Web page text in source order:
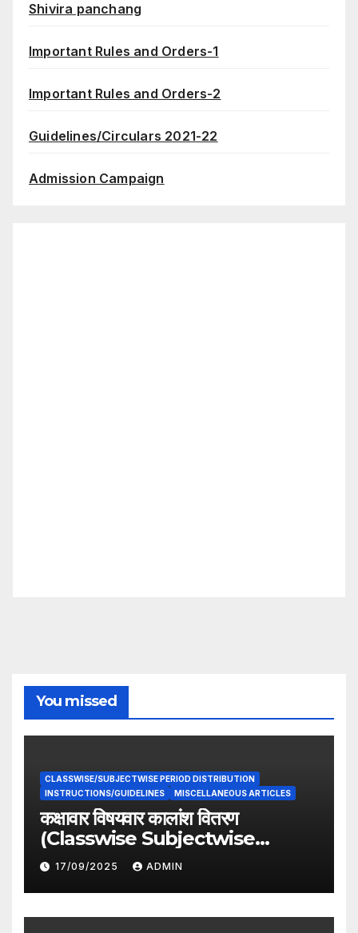
Shivira panchang
Important Rules and Orders-1
Important Rules and Orders-2
Guidelines/Circulars 2021-22
Admission Campaign
You missed
CLASSWISE/SUBJECTWISE PERIOD DISTRIBUTION
INSTRUCTIONS/GUIDELINES
MISCELLANEOUS ARTICLES
कक्षावार विषयवार कालांश वितरण
(Classwise Subjectwise
period distribution)
17/09/2025 ADMIN